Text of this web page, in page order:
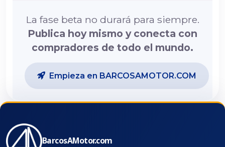
La fase beta no durará para siempre.
Publica hoy mismo y conecta con
compradores de todo el mundo.
Empieza en BARCOSAMOTOR.COM
BarcosAMotor.com